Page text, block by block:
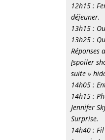
12h15 :
déjeuner.
13h15 :
13h25 :
Réponses
[spoiler
suite »
14h05 :
14h15 :
Jennifer
Surprise.
14h40 :